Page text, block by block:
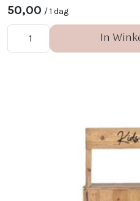
50,00 / 1 dag
In